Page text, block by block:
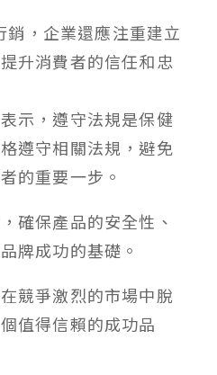
，企業還應注重建立
升消費者的信任和忠
示，遵守法規是保健
遵守相關法規，避免
的重要一步。
確保產品的安全性、
牌成功的基礎。
競爭激烈的市場中脫
值得信賴的成功品